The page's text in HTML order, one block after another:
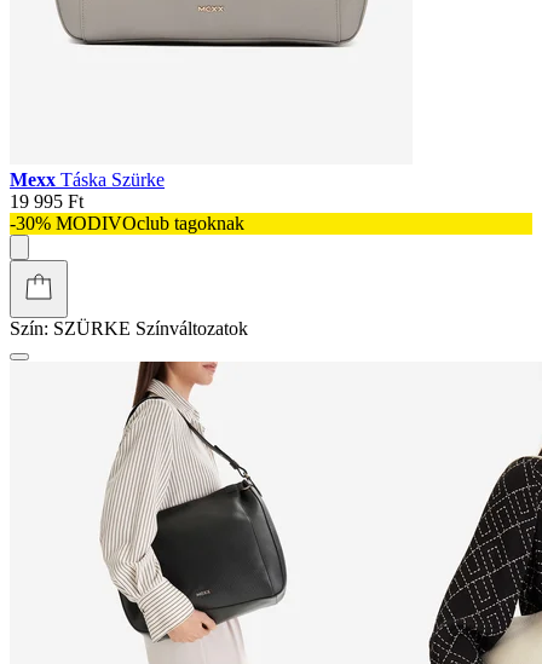
Mexx Táska Szürke
19 995 Ft
-30% MODIVOclub tagoknak
Szín: SZÜRKE Színváltozatok